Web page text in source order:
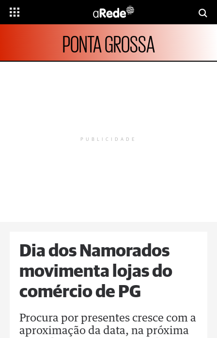
PONTA GROSSA
PUBLICIDADE
Dia dos Namorados
movimenta lojas do
comércio de PG
Procura por presentes cresce com a
aproximação da data, na próxima